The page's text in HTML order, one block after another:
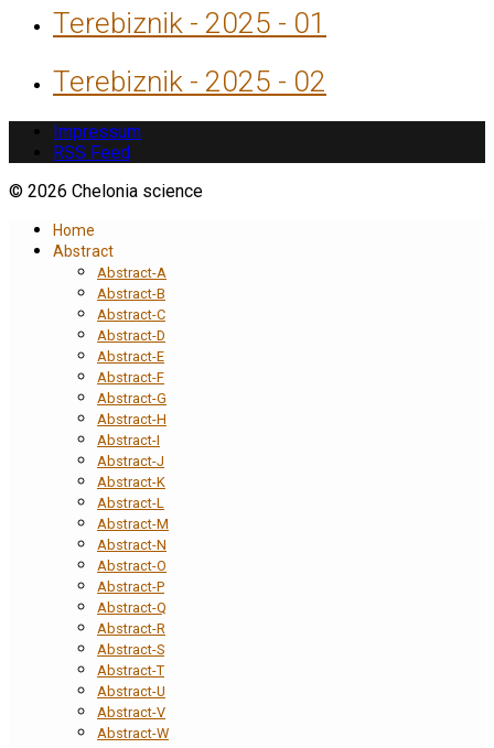
Terebiznik - 2025 - 01
Terebiznik - 2025 - 02
Impressum
RSS Feed
© 2026 Chelonia science
Home
Abstract
Abstract-A
Abstract-B
Abstract-C
Abstract-D
Abstract-E
Abstract-F
Abstract-G
Abstract-H
Abstract-I
Abstract-J
Abstract-K
Abstract-L
Abstract-M
Abstract-N
Abstract-O
Abstract-P
Abstract-Q
Abstract-R
Abstract-S
Abstract-T
Abstract-U
Abstract-V
Abstract-W